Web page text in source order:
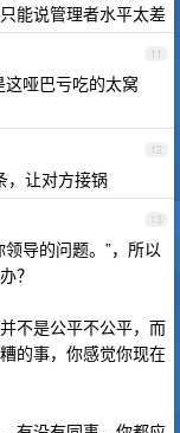
能说管理者水平太差
11
哑巴亏吃的太窝
12
，让对方接锅
13
导的问题。”，所以
？
不是公平不公平，而
的事，你感觉你现在